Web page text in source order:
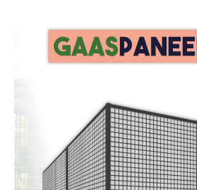
Tuinhek
Dierenverblijven
Gaas&Beugels